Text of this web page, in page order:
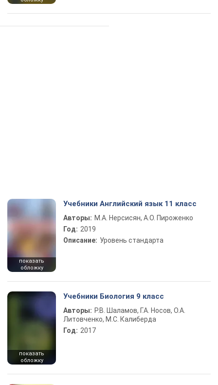
показать
обложку
Учебники Английский язык 11 класс
Авторы: М.А. Нерсисян, А.О. Пироженко
Год: 2019
Описание: Уровень стандарта
показать
обложку
Учебники Биология 9 класс
Авторы: Р.В. Шаламов, Г.А. Носов, О.А.
Литовченко, М.С. Калиберда
Год: 2017